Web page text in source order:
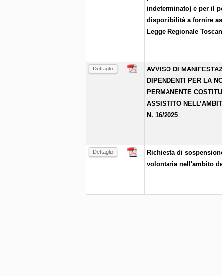
indeterminato) e per il
disponibilità a fornire
Legge Regionale
Dettaglio
AVVISO DI
DIPENDENTI PER LA
PERMANENTE
ASSISTITO
N. 16/2025
Dettaglio
Richiesta di
volontaria nell'ambito